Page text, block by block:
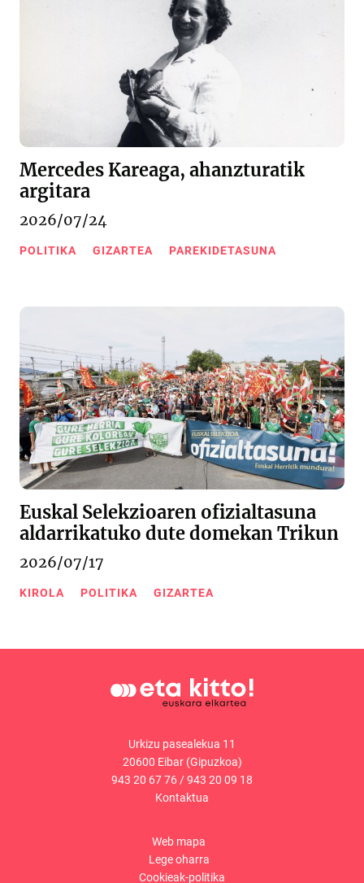
Mercedes Kareaga, ahanzturatik
argitara
2026/07/24
POLITIKA GIZARTEA PAREKIDETASUNA
Euskal Selekzioaren ofizialtasuna
aldarrikatuko dute domekan Trikun
2026/07/17
KIROLA POLITIKA GIZARTEA
Urkizu pasealekua 11
20600 Eibar (Gipuzkoa)
943 20 67 76/943 20 09 18
Kontaktua
Web mapa
Lege oharra
Cookieak-politika